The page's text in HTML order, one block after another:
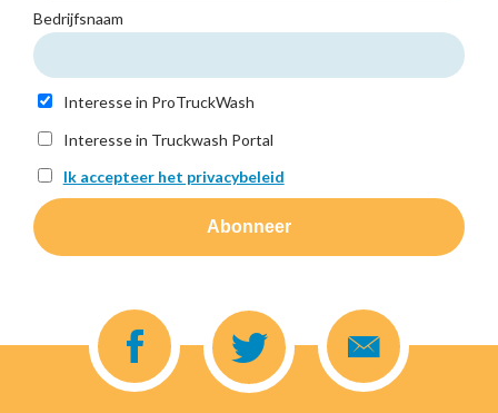
Bedrijfsnaam
Interesse in ProTruckWash
Interesse in Truckwash Portal
Ik accepteer het privacybeleid